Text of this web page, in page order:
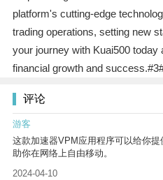
platform's cutting-edge
trading operations, setting new
your journey with Kuai500 today
financial growth and
评论
游客
这款加速器VPM应用程序可以给你
助你在网络上自由移动。
2024-04-10